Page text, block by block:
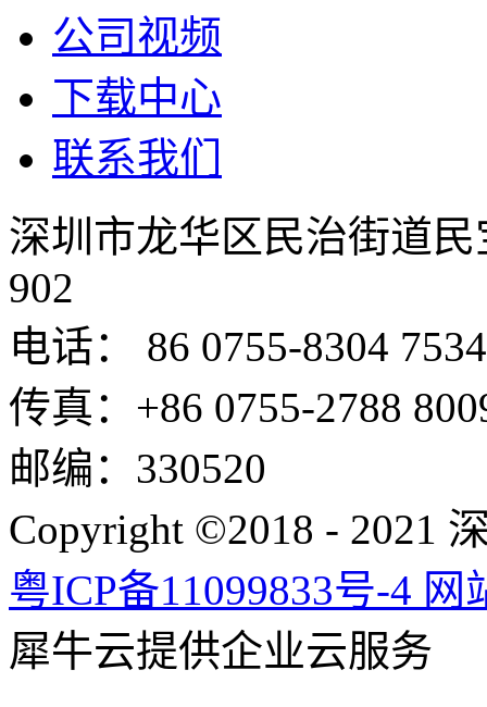
公司视频
下载中心
联系我们
深圳市龙华区民治街道
902
电话： 86 0755-8304 7534
传真：+86 0755-2788
邮编：330520
Copyright ©2018 - 2021
粤ICP备11099833号-4 网
犀牛云提供企业云服务